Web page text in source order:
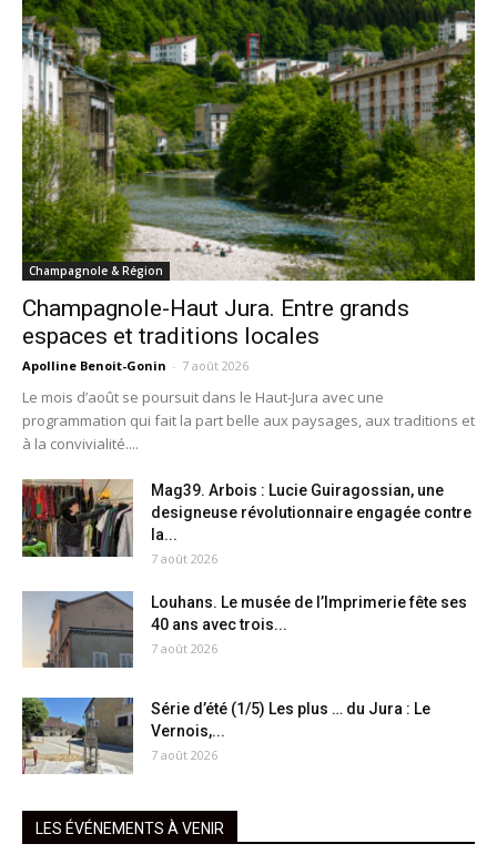
Champagnole & Région
Champagnole-Haut Jura. Entre grands
espaces et traditions locales
Apolline Benoit-Gonin - 7 août 2026
Le mois d’août se poursuit dans le Haut-Jura avec une
programmation qui fait la part belle aux paysages, aux traditions et
à la convivialité....
Mag39. Arbois : Lucie Guiragossian, une
designeuse révolutionnaire engagée contre
la...
7 août 2026
Louhans. Le musée de l’Imprimerie fête ses
40 ans avec trois...
7 août 2026
Série d’été (1/5) Les plus … du Jura : Le
Vernois,...
7 août 2026
LES ÉVÉNEMENTS À VENIR